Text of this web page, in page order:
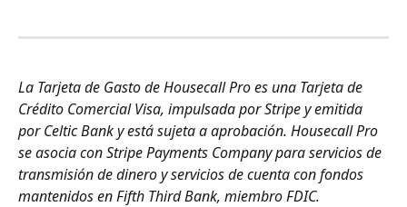
La Tarjeta de Gasto de Housecall Pro es una Tarjeta de
Crédito Comercial Visa, impulsada por Stripe y emitida
por Celtic Bank y está sujeta a aprobación. Housecall Pro
se asocia con Stripe Payments Company para servicios de
transmisión de dinero y servicios de cuenta con fondos
mantenidos en Fifth Third Bank, miembro FDIC.